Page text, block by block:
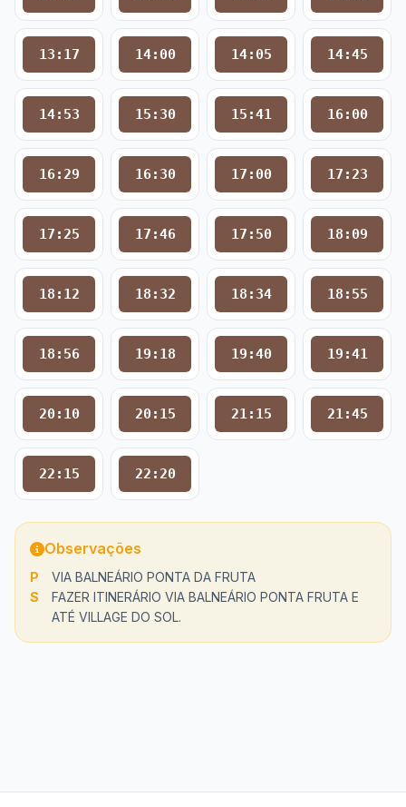
13:17 14:00 14:05 14:45
14:53 15:30 15:41 16:00
16:29 16:30 17:00 17:23
17:25 17:46 17:50 18:09
18:12 18:32 18:34 18:55
18:56 19:18 19:40 19:41
20:10 20:15 21:15 21:45
22:15 22:20
Observações
P
VIA BALNEÁRIO PONTA DA FRUTA
S
FAZER ITINERÁRIO VIA BALNEÁRIO PONTA FRUTA E
ATÉ VILLAGE DO SOL.